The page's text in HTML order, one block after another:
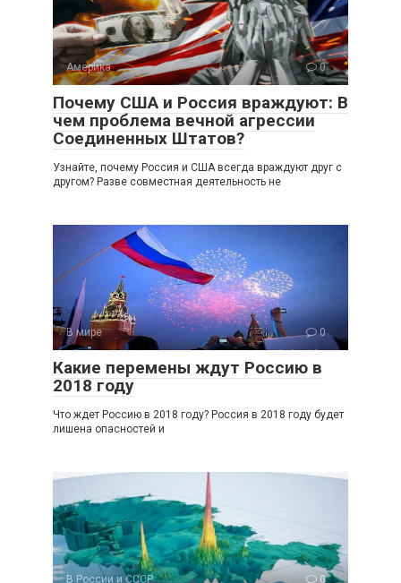
Америка 0
Почему США и Россия враждуют: В
чем проблема вечной агрессии
Соединенных Штатов?
Узнайте, почему Россия и США всегда враждуют друг с
другом? Разве совместная деятельность не
В мире 0
Какие перемены ждут Россию в
2018 году
Что ждет Россию в 2018 году? Россия в 2018 году будет
лишена опасностей и
В России и СССР 0